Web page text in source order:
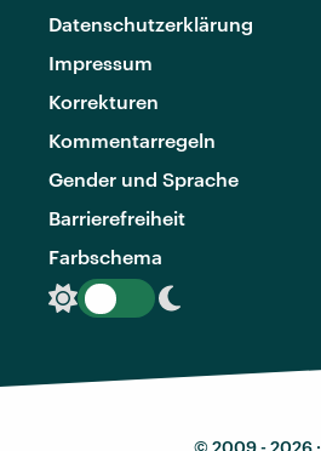
Datenschutzerklärung
Impressum
Korrekturen
Kommentarregeln
Gender und Sprache
Barrierefreiheit
Farbschema